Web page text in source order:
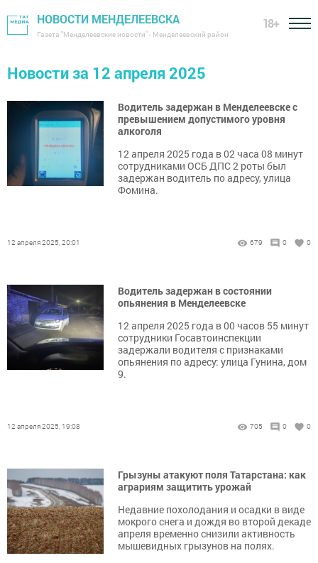
НОВОСТИ МЕНДЕЛЕЕВСКА
Газета "Менделеевские новости" - Менделеевский район
18+
Новости за 12 апреля 2025
Водитель задержан в Менделеевске с
превышением допустимого уровня
алкоголя
12 апреля 2025 года в 02 часа 08 минут
сотрудниками ОСБ ДПС 2 роты был
задержан водитель по адресу, улица
Фомина.
12 апреля 2025, 20:01 679 0 0
Водитель задержан в состоянии
опьянения в Менделеевске
12 апреля 2025 года в 00 часов 55 минут
сотрудники Госавтоинспекции
задержали водителя с признаками
опьянения по адресу: улица Гунина, дом
9.
12 апреля 2025, 19:08 705 0 0
Грызуны атакуют поля Татарстана: как
аграриям защитить урожай
Недавние похолодания и осадки в виде
мокрого снега и дождя во второй декаде
апреля временно снизили активность
мышевидных грызунов на полях.